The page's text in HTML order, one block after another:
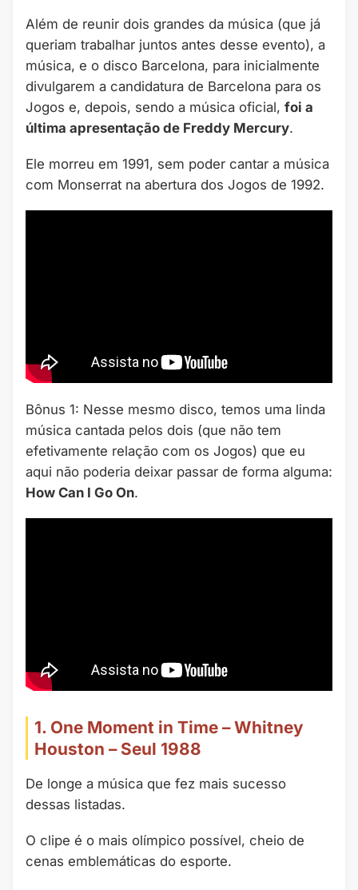
Além de reunir dois grandes da música (que já
queriam trabalhar juntos antes desse evento), a
música, e o disco Barcelona, para inicialmente
divulgarem a candidatura de Barcelona para os
Jogos e, depois, sendo a música oficial, foi a
última apresentação de Freddy Mercury.
Ele morreu em 1991, sem poder cantar a música
com Monserrat na abertura dos Jogos de 1992.
Bônus 1: Nesse mesmo disco, temos uma linda
música cantada pelos dois (que não tem
efetivamente relação com os Jogos) que eu
aqui não poderia deixar passar de forma alguma:
How Can I Go On.
1. One Moment in Time – Whitney
Houston – Seul 1988
De longe a música que fez mais sucesso
dessas listadas.
O clipe é o mais olímpico possível, cheio de
cenas emblemáticas do esporte.